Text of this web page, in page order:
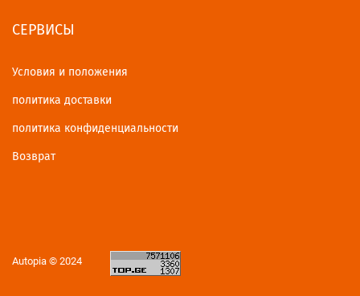
СЕРВИСЫ
Условия и положения
политика доставки
политика конфиденциальности
Возврат
Autopia © 2024